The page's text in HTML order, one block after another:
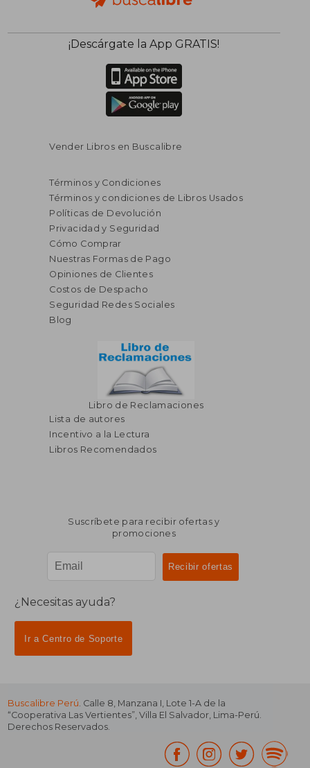
¡Descárgate la App GRATIS!
Vender Libros en Buscalibre
Términos y Condiciones
Términos y condiciones de Libros Usados
Políticas de Devolución
Privacidad y Seguridad
Cómo Comprar
Nuestras Formas de Pago
Opiniones de Clientes
Costos de Despacho
Seguridad Redes Sociales
Blog
Libro de Reclamaciones
Lista de autores
Incentivo a la Lectura
Libros Recomendados
Suscríbete para recibir ofertas y
promociones
¿Necesitas ayuda?
Ir a Centro de Soporte
Buscalibre Perú. Calle 8, Manzana I, Lote 1-A de la
“Cooperativa Las Vertientes”, Villa El Salvador, Lima-Perú.
Derechos Reservados.